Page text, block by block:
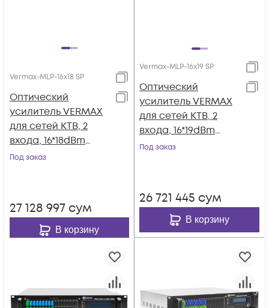
Vermax-MLP-16x18 SP
Оптический
усилитель VERMAX
для сетей КТВ, 2
входа, 16*18dBm
выхода, WDM
Под заказ
27 128 997 сум
В корзину
Vermax-MLP-16x19 SP
Оптический
усилитель VERMAX
для сетей КТВ, 2
входа, 16*19dBm
выхода, WDM
Под заказ
26 721 445 сум
В корзину